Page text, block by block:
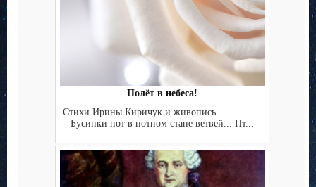
Полёт в небеса!
Стихи Ирины Киричук и живопись . . . . . . . .
Бусинки нот в нотном стане ветвей... Пт...